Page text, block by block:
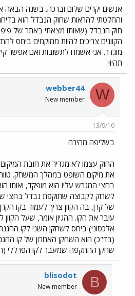
אנשים יקרים שלום וברכה. בשנה הבאה
והחלטתי להראות שחוק הנבדל הוא
חוק הנבדל (שאותו מצאתי באתר של
הקוונים צריכים להיות ממוקמים ביחס
מוגדר. אני אשמח לתשובות ואם אפשר
תהיו!
W
webber44
New member
13/9/10
בשליפה מהירה
החוק עצמו לא מגדיר את חובת
את מיקום השופט במהלך המשחק. טווח
בחצי המגרש עליו הוא מופקד, ואותו
לשרוק לקבוצה שתוקפת נבדל בחצי
של קרן, בה הקוון צריך לעמוד בקו
עובר את הקו. ההגיון אומר, שעל
אלכסוני) ביחס לשחקן השני לקו
(בד"כ) הוא השחקן האחרון של קו
שחקן ההתקפה שמעבר לקו הפרללי
B
blisodot
New member